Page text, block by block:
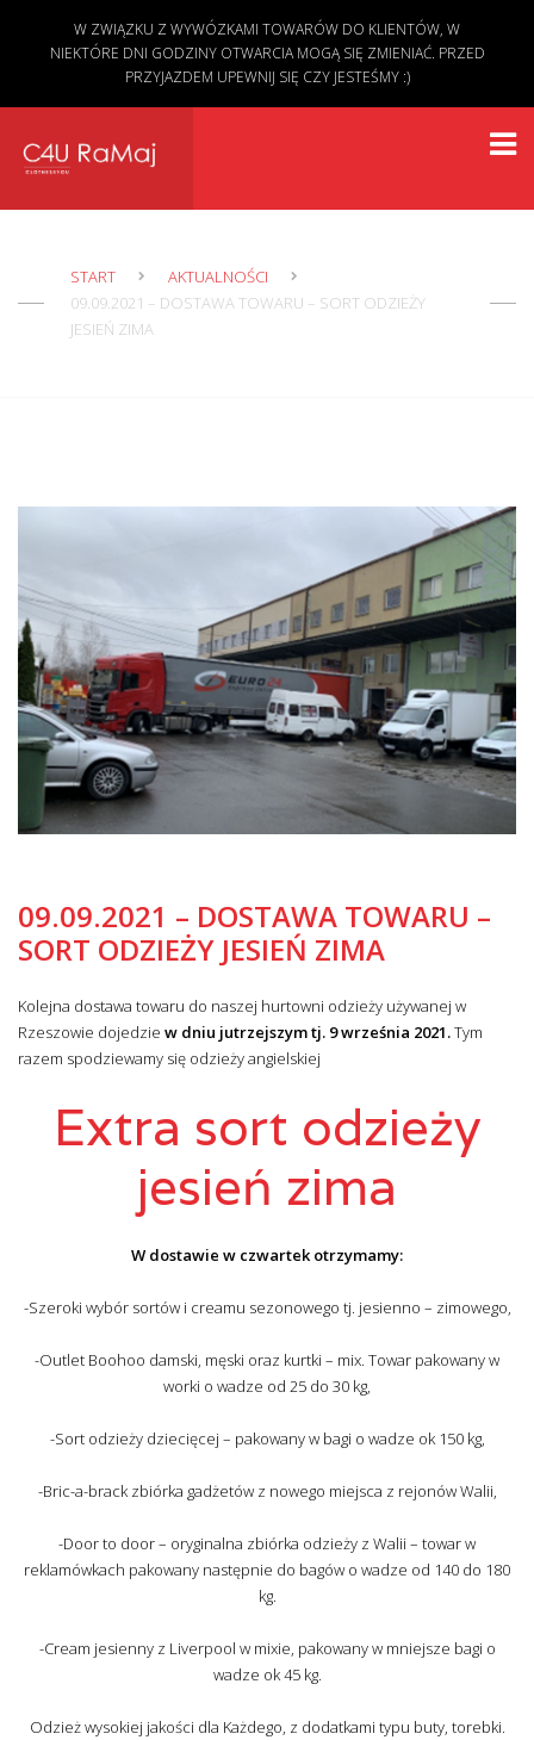
START
AKTUALNOŚCI
09.09.2021 – DOSTAWA TOWARU – SORT ODZIEŻY
JESIEŃ ZIMA
09.09.2021 – DOSTAWA TOWARU –
SORT ODZIEŻY JESIEŃ ZIMA
Kolejna dostawa towaru do naszej hurtowni odzieży używanej w
Rzeszowie dojedzie w dniu jutrzejszym tj. 9 września 2021.Tym
razem spodziewamy się odzieży angielskiej
Extra sort odzieży
jesień zima
W dostawie w czwartek otrzymamy:
-Szeroki wybór sortów i creamu sezonowego tj. jesienno – zimowego,
-Outlet Boohoo damski, męski oraz kurtki – mix. Towar pakowany w
worki o wadze od 25 do 30 kg,
-Sort odzieży dziecięcej – pakowany w bagi o wadze ok 150 kg,
-Bric-a-brack zbiórka gadżetów z nowego miejsca z rejonów Walii,
-Door to door – oryginalna zbiórka odzieży z Walii – towar w
reklamówkach pakowany następnie do bagów o wadze od 140 do 180
kg.
-Cream jesienny z Liverpool w mixie, pakowany w mniejsze bagi o
wadze ok 45 kg.
Odzież wysokiej jakości dla Każdego, z dodatkami typu buty, torebki.
W ZWIĄZKU Z WYWÓZKAMI TOWARÓW DO KLIENTÓW, W
NIEKTÓRE DNI GODZINY OTWARCIA MOGĄ SIĘ ZMIENIAĆ. PRZED
PRZYJAZDEM UPEWNIJ SIĘ CZY JESTEŚMY :)